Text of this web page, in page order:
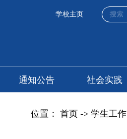
学校主页
通知公告 社会实践
位置： 首页 -> 学生工作